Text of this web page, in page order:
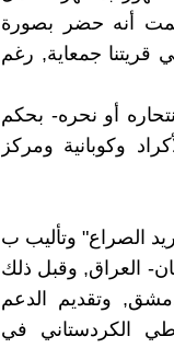
أنه حضر بصورة
قريتنا جمعاية, رغم
أو نحره- بحكم
وكوبانية ومركز
الصراع" وتأليب ب
العراق, وقبل ذلك
وتقديم الدعم
الكردستاني في